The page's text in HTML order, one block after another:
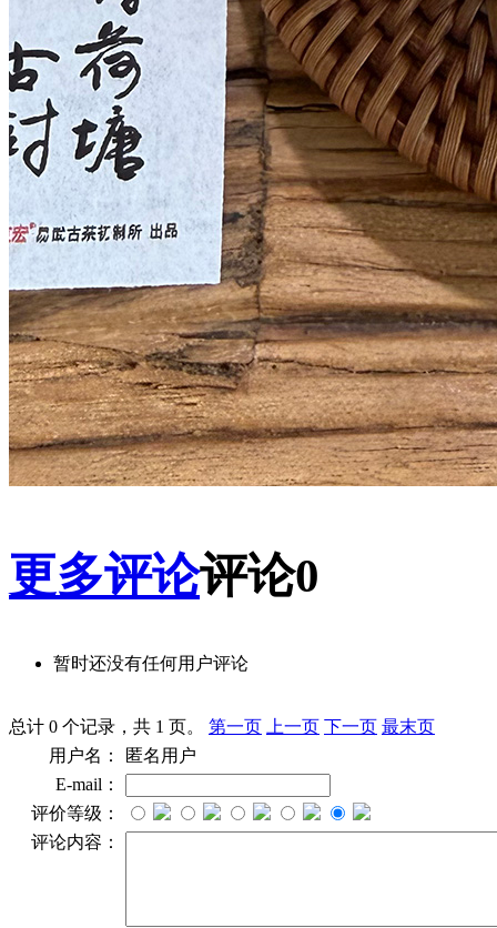
更多评论评论0
暂时还没有任何用户评论
总计 0 个记录，共 1 页。 第一页 上一页 下一页 最末页
用户名：
匿名用户
E-mail：
评价等级：
评论内容：